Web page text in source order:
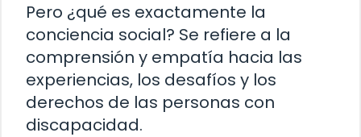
Pero ¿qué es exactamente la
conciencia social? Se refiere a la
comprensión y empatía hacia las
experiencias, los desafíos y los
derechos de las personas con
discapacidad.